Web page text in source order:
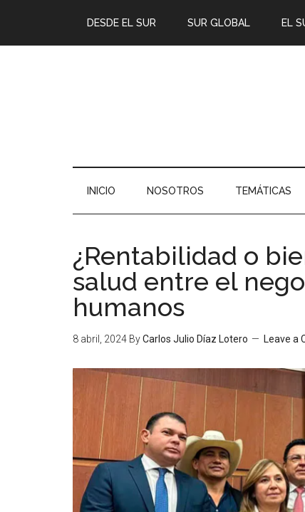
DESDE EL SUR SUR GLOBAL EL
INICIO NOSOTROS TEMÁTICAS
¿Rentabilidad o
salud entre el
humanos
8 abril, 2024 ByCarlos Julio Díaz Lotero Leave a